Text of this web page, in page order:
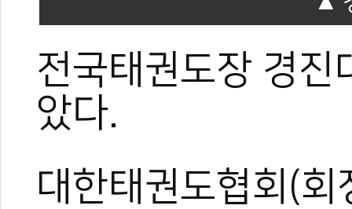
전국태권도장 경진
았다.
대한태권도협회(